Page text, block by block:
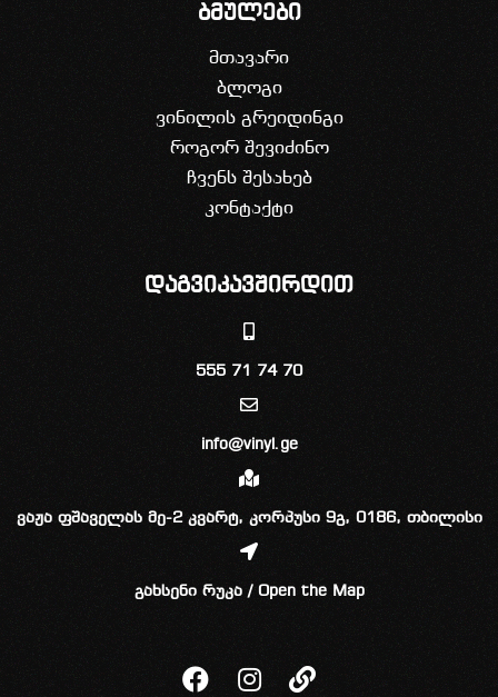
ბმულები
მთავარი
ბლოგი
ვინილის გრეიდინგი
როგორ შევიძინო
ჩვენს შესახებ
კონტაქტი
დაგვიკავშირდით
555 71 74 70
info@vinyl.ge
ვაჟა ფშაველას მე-2 კვარტ, კორპუსი 9გ, 0186, თბილისი
გახსენი რუკა / Open the Map